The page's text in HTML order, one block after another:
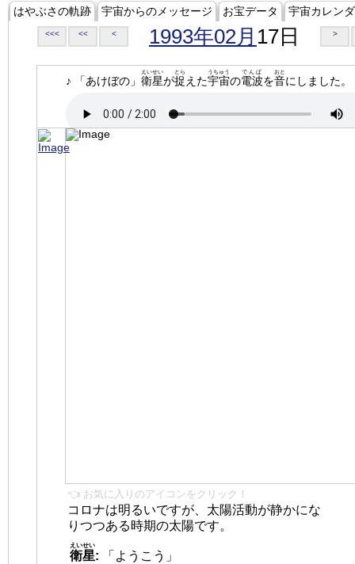
はやぶさの軌跡 宇宙からのメッセージ お宝データ 宇宙カレン
<<< << < 1993年02月 17日 >
♪ 「あけぼの」 衛星
えいせい
が捉
とら
えた宇宙
うちゅう
の電波
でんぱ
を音
おと
にしました。
👈 お気に入りのアイコンをクリック！
コロナは明るいですが、太陽活動が静かにな
りつつある時期の太陽です。
衛星
えいせい
:
「ようこう」